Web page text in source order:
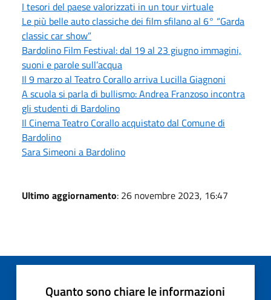
I tesori del paese valorizzati in un tour virtuale
Le più belle auto classiche dei film sfilano al 6° “Garda
classic car show”
Bardolino Film Festival: dal 19 al 23 giugno immagini,
suoni e parole sull’acqua
Il 9 marzo al Teatro Corallo arriva Lucilla Giagnoni
A scuola si parla di bullismo: Andrea Franzoso incontra
gli studenti di Bardolino
Il Cinema Teatro Corallo acquistato dal Comune di
Bardolino
Sara Simeoni a Bardolino
Ultimo aggiornamento: 26 novembre 2023, 16:47
Quanto sono chiare le informazioni